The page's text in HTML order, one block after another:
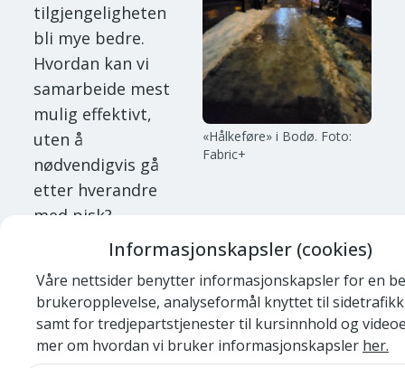
«Hålkeføre» i Bodø. Foto:
Fabric+
tilgjengeligheten
bli mye bedre.
Hvordan kan vi
samarbeide mest
mulig effektivt,
uten å
nødvendigvis gå
etter hverandre
med pisk?
Vi må planlegge, uterommene våre også
for vinterhalvåret - om det er innenfor
universell utforming, eller bare komfort,
“walkability” og sunn fornuft. Hvordan kan
kommunalteknikerne være en del av dette
Informasjonskapsler (cookies)
Våre nettsider benytter informasjonskapsler for en
brukeropplevelse, analyseformål knyttet til
samt for tredjepartstjenester til kursinnhold og
mer om hvordan vi bruker informasjonskapsler her.